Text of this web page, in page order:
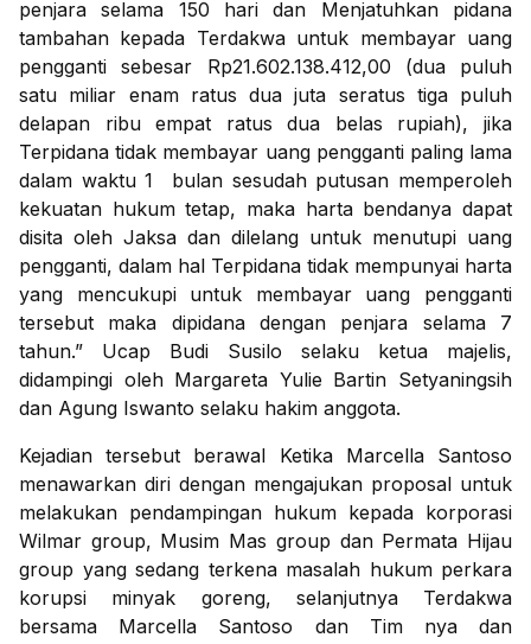
penjara selama 150 hari dan Menjatuhkan pidana
tambahan kepada Terdakwa untuk membayar uang
pengganti sebesar Rp21.602.138.412,00 (dua puluh
satu miliar enam ratus dua juta seratus tiga puluh
delapan ribu empat ratus dua belas rupiah), jika
Terpidana tidak membayar uang pengganti paling lama
dalam waktu 1 bulan sesudah putusan memperoleh
kekuatan hukum tetap, maka harta bendanya dapat
disita oleh Jaksa dan dilelang untuk menutupi uang
pengganti, dalam hal Terpidana tidak mempunyai harta
yang mencukupi untuk membayar uang pengganti
tersebut maka dipidana dengan penjara selama 7
tahun.” Ucap Budi Susilo selaku ketua majelis,
didampingi oleh Margareta Yulie Bartin Setyaningsih
dan Agung Iswanto selaku hakim anggota.
Kejadian tersebut berawal Ketika Marcella Santoso
menawarkan diri dengan mengajukan proposal untuk
melakukan pendampingan hukum kepada korporasi
Wilmar group, Musim Mas group dan Permata Hijau
group yang sedang terkena masalah hukum perkara
korupsi minyak goreng, selanjutnya Terdakwa
bersama Marcella Santoso dan Tim nya dan